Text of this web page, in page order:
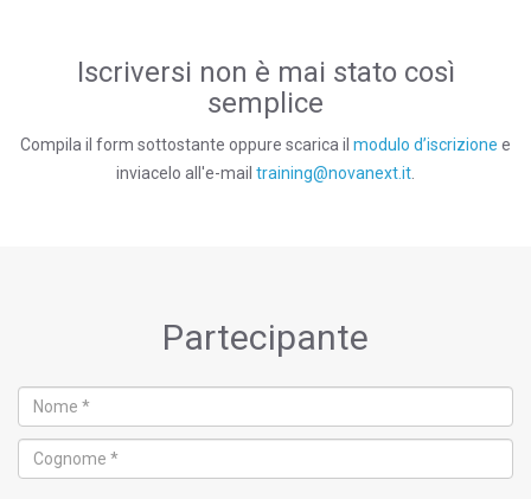
Iscriversi non è mai stato così
semplice
Compila il form sottostante oppure scarica il modulo d’iscrizione e
inviacelo all'e-mail training@novanext.it
Partecipante